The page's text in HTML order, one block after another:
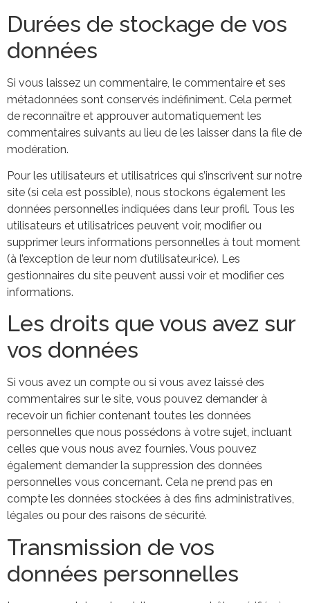
Durées de stockage de vos
données
Si vous laissez un commentaire, le commentaire et ses
métadonnées sont conservés indéfiniment. Cela permet
de reconnaître et approuver automatiquement les
commentaires suivants au lieu de les laisser dans la file de
modération.
Pour les utilisateurs et utilisatrices qui s’inscrivent sur notre
site (si cela est possible), nous stockons également les
données personnelles indiquées dans leur profil. Tous les
utilisateurs et utilisatrices peuvent voir, modifier ou
supprimer leurs informations personnelles à tout moment
(à l’exception de leur nom d’utilisateur·ice). Les
gestionnaires du site peuvent aussi voir et modifier ces
informations.
Les droits que vous avez sur
vos données
Si vous avez un compte ou si vous avez laissé des
commentaires sur le site, vous pouvez demander à
recevoir un fichier contenant toutes les données
personnelles que nous possédons à votre sujet, incluant
celles que vous nous avez fournies. Vous pouvez
également demander la suppression des données
personnelles vous concernant. Cela ne prend pas en
compte les données stockées à des fins administratives,
légales ou pour des raisons de sécurité.
Transmission de vos
données personnelles